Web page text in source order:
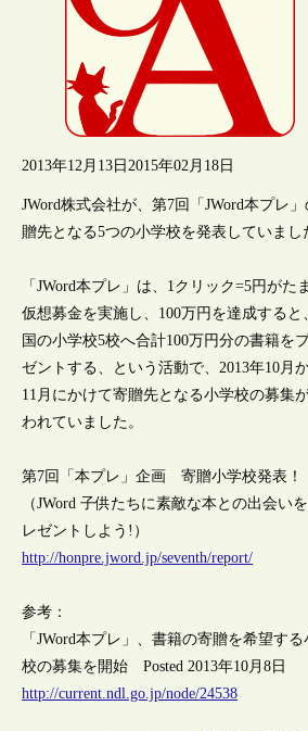
2013年12月13日 2015年02月18日
JWord株式会社が、第7回「JWord本プレ
贈先となる5つの小学校を発表していまし
「JWord本プレ」は、1クリック=5円がた
仮想募金を実施し、100万円を達成すると
国の小学校5校へ合計100万円分の書籍を
ゼントする、という活動で、2013年10月
11月にかけて寄贈先となる小学校の募集
われていました。
第7回「本プレ」企画 寄贈小学校発表！
（JWord 子供たちに素敵な本との出会い
レゼントしよう!）
http://honpre.jword.jp/seventh/report/
参考：
「JWord本プレ」、書籍の寄贈を希望する
校の募集を開始 Posted 2013年10月8日
http://current.ndl.go.jp/node/24538